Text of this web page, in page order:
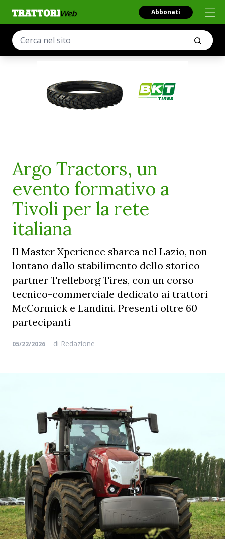
Abbonati
Argo Tractors, un
evento formativo a
Tivoli per la rete
italiana
Il Master Xperience sbarca nel Lazio, non
lontano dallo stabilimento dello storico
partner Trelleborg Tires, con un corso
tecnico-commerciale dedicato ai trattori
McCormick e Landini. Presenti oltre 60
partecipanti
05/22/2026 di Redazione